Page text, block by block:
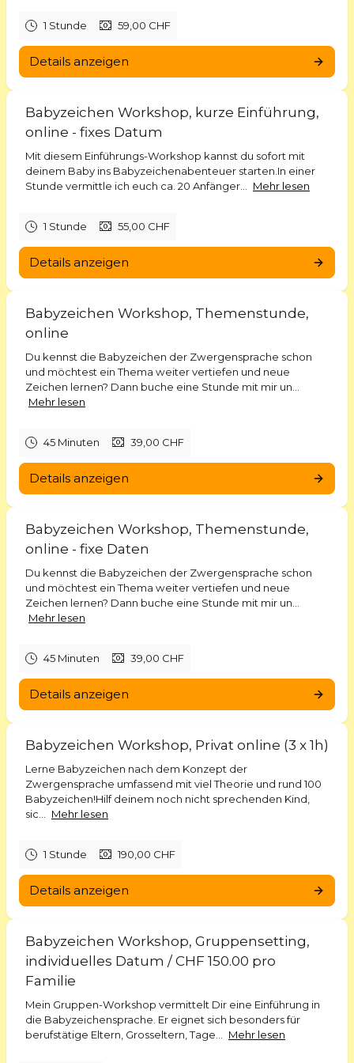
Verständnis zwischen Eltern/Betreuungsperson und Baby zu
erweitern, sondern zeigen dem Baby auch, dass es sich
mitteilen kann und seine Bedürfnisse wichtig sind. Das steigert
das Selbstvertrauen und die Lust am Kommunizieren.
Auch für Kinder die zweisprachig aufwachsen sind Babyzeichen
eine wunderbare Brücke, die den Spracherwerb erleichtern
und unterstützen.
Kontaktiere mich, wenn du deinen Wunschtermin nicht findest -
wir finden eine Lösung!
Fabienne
1 Stunde 59,00 CHF
Details anzeigen
Babyzeichen Workshop, kurze Einführung,
online - fixes Datum
Mit diesem Einführungs-Workshop kannst du sofort mit
deinem Baby ins Babyzeichenabenteuer starten.In einer
Stunde vermittle ich euch ca. 20 Anfänger...
Mehr lesen
1 Stunde 55,00 CHF
Details anzeigen
Babyzeichen Workshop, Themenstunde,
online
Du kennst die Babyzeichen der Zwergensprache schon
und möchtest ein Thema weiter vertiefen und neue
Zeichen lernen? Dann buche eine Stunde mit mir un...
Mehr lesen
45 Minuten 39,00 CHF
Details anzeigen
Babyzeichen Workshop, Themenstunde,
online - fixe Daten
Du kennst die Babyzeichen der Zwergensprache schon
und möchtest ein Thema weiter vertiefen und neue
Zeichen lernen? Dann buche eine Stunde mit mir un...
Mehr lesen
45 Minuten 39,00 CHF
Details anzeigen
Babyzeichen Workshop, Privat online (3 x 1h)
Lerne Babyzeichen nach dem Konzept der
Zwergensprache umfassend mit viel Theorie und rund 100
Babyzeichen!Hilf deinem noch nicht sprechenden Kind,
sic...
Mehr lesen
1 Stunde 190,00 CHF
Details anzeigen
Babyzeichen Workshop, Gruppensetting,
individuelles Datum / CHF 150.00 pro
Familie
Mein Gruppen-Workshop vermittelt Dir eine Einführung in
die Babyzeichensprache. Er eignet sich besonders für
berufstätige Eltern, Grosseltern, Tage...
Mehr lesen